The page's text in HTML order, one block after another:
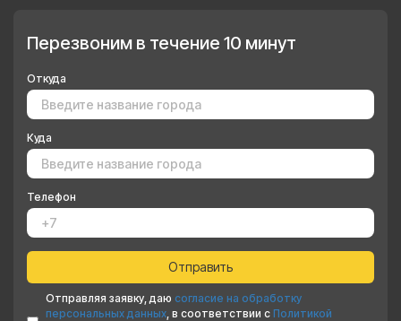
Перезвоним в течение 10 минут
Откуда
Куда
Телефон
Отправляя заявку, даю согласие на обработку
персональных данных, в соответствии с Политикой